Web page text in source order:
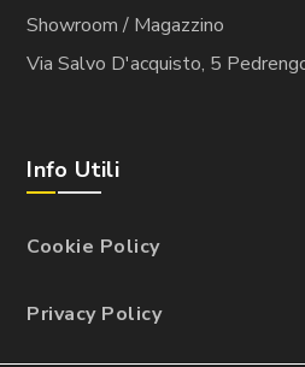
Showroom / Magazzino
Via Salvo D'acquisto, 5
Info Utili
Cookie Policy
Privacy Policy